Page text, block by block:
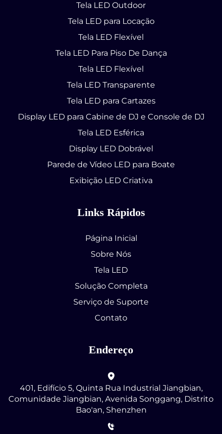
Tela LED Outdoor
Tela LED para Locação
Tela LED Flexível
Tela LED Para Piso De Dança
Tela LED Flexível
Tela LED Transparente
Tela LED para Cartazes
Display LED para Cabine de DJ e Console de DJ
Tela LED Esférica
Display LED Dobrável
Parede de Vídeo LED para Boate
Exibição LED Criativa
Links Rápidos
Página Inicial
Sobre Nós
Tela LED
Solução Completa
Serviço de Suporte
Contato
Endereço
401, Edifício 5, Quinta Rua Industrial Jiangbian,
Comunidade Jiangbian, Avenida Songgang, Distrito
Bao'an, Shenzhen